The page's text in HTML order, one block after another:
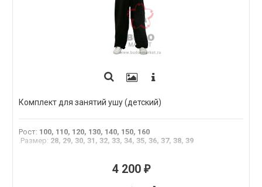
Комплект для занятий ушу (детский)
Рост: 100, 110, 120, 130, 140, 150, 160
.Размер: 28, 29, 30, 31, 32, 33, 34, 35, 36, 37, 38, 39
4 200 ₽